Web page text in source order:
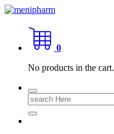
Skip
content
shop 2 easily
0
No products in the cart.
Search
for: